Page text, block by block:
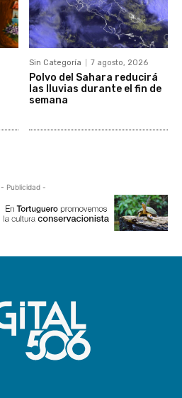
Sin Categoría 7 agosto, 2026
Polvo del Sahara reducirá
las lluvias durante el fin de
semana
- Publicidad -